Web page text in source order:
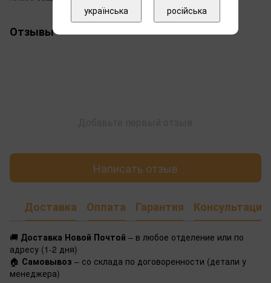
Отзывы
Написать отзыв
Доставка Оплата Гарантия Консультация
🚚 Доставка Новой Почтой – в любое отделение или по
адресу (1-2 дня)
🏠 Самовывоз – со склада по договоренности (детали у
менеджера)
українська російська